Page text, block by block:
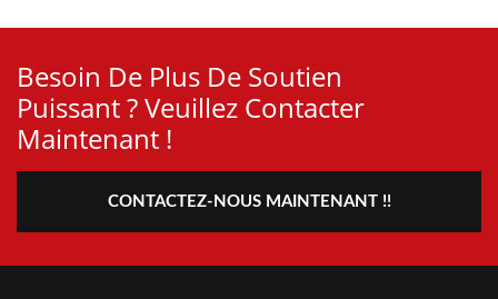
Besoin De Plus De Soutien
Puissant ? Veuillez Contacter
Maintenant !
CONTACTEZ-NOUS MAINTENANT !!